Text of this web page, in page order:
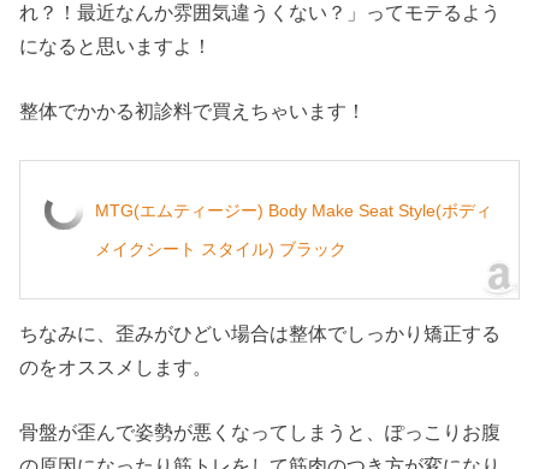
れ？！最近なんか雰囲気違うくない？」ってモテるよう
になると思いますよ！
整体でかかる初診料で買えちゃいます！
MTG(エムティージー) Body Make Seat Style(ボディ
メイクシート スタイル) ブラック
ちなみに、歪みがひどい場合は整体でしっかり矯正する
のをオススメします。
骨盤が歪んで姿勢が悪くなってしまうと、ぽっこりお腹